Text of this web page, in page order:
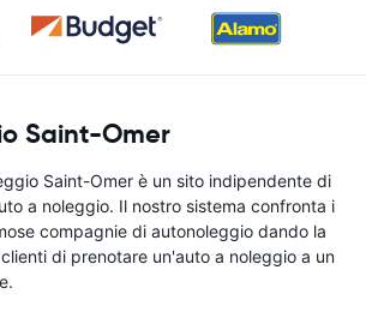
Saint-Omer
Saint-Omer è un sito indipendente di
a noleggio. Il nostro sistema confronta i
compagnie di autonoleggio dando la
di prenotare un'auto a noleggio a un